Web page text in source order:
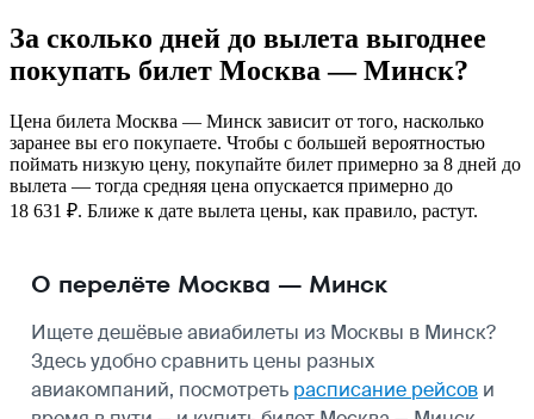
За сколько дней до вылета выгоднее
покупать билет Москва — Минск?
Цена билета Москва — Минск зависит от того, насколько
заранее вы его покупаете. Чтобы с большей вероятностью
поймать низкую цену, покупайте билет примерно за 8 дней до
вылета — тогда средняя цена опускается примерно до
18 631 ₽. Ближе к дате вылета цены, как правило, растут.
О перелёте Москва — Минск
Ищете дешёвые авиабилеты из Москвы в Минск?
Здесь удобно сравнить цены разных
авиакомпаний, посмотреть расписание рейсов и